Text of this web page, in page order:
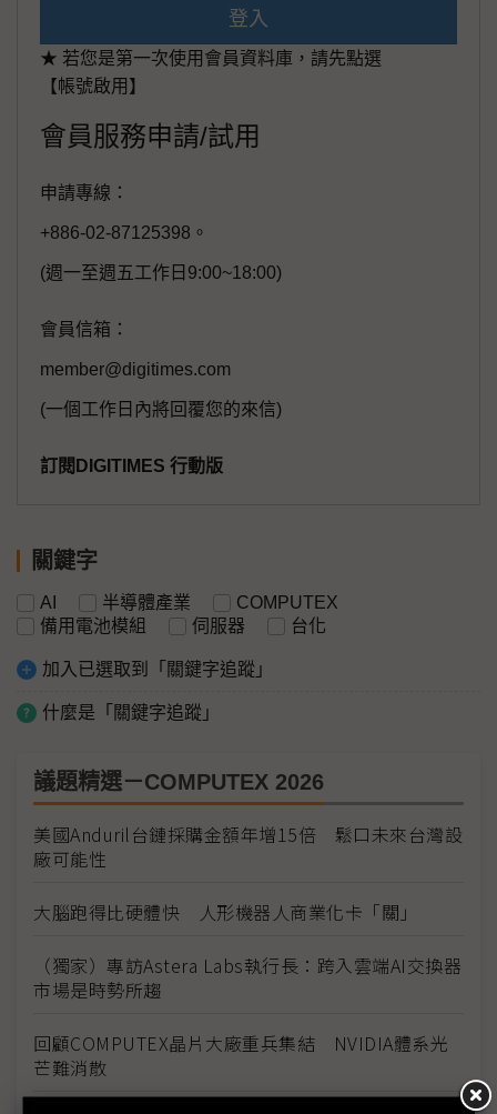
登入
★ 若您是第一次使用會員資料庫，請先點選
【帳號啟用】
會員服務申請/試用
申請專線：
+886-02-87125398。
(週一至週五工作日9:00~18:00)
會員信箱：
member@digitimes.com
(一個工作日內將回覆您的來信)
訂閱DIGITIMES 行動版
關鍵字
AI 半導體產業
COMPUTEX
備用電池模組
伺服器 台化
加入已選取到「關鍵字追蹤」
什麼是「關鍵字追蹤」
議題精選－COMPUTEX 2026
美國Anduril台鏈採購金額年增15倍 鬆口未來台灣設
廠可能性
大腦跑得比硬體快 人形機器人商業化卡「關」
（獨家）專訪Astera Labs執行長：跨入雲端AI交換器
市場是時勢所趨
回顧COMPUTEX晶片大廠重兵集結 NVIDIA體系光
芒難消散